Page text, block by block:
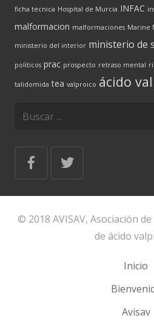
ficha tecnica Hospital de Murcia INFAC
malformacion malformaciones Marine
ministerio del interior ministerio de
politicos prac prospecto retraso mental
talidomida tea valproico ácido
© 2018 AVISAV, Asociación
de ácido
Inicio
Avisav